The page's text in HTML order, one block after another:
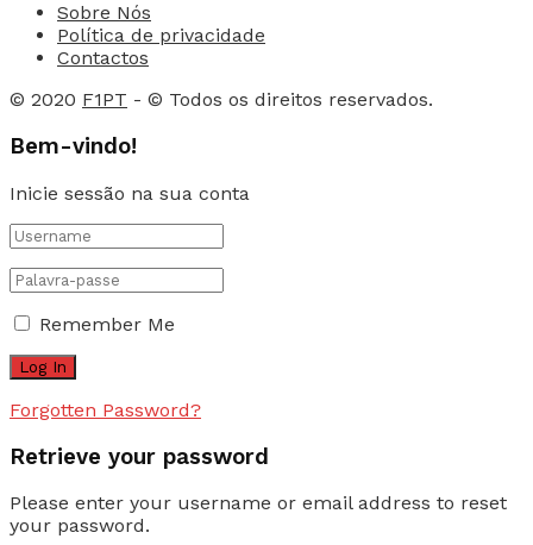
Sobre Nós
Política de privacidade
Contactos
© 2020 F1PT - © Todos os direitos reservados.
Bem-vindo!
Inicie sessão na sua conta
Remember Me
Forgotten Password?
Retrieve your password
Please enter your username or email address to reset
your password.